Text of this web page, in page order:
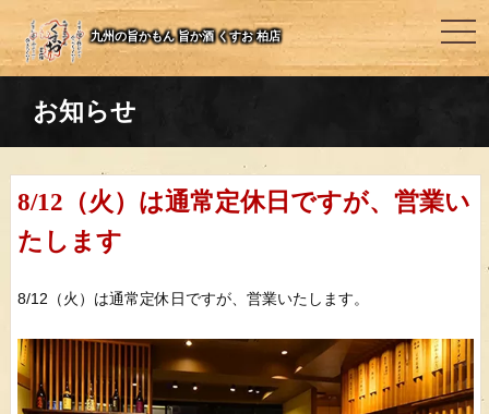
九州の旨かもん 旨か酒 くすお 柏店
お知らせ
8/12（火）は通常定休日ですが、営業い
たします
8/12（火）は通常定休日ですが、営業いたします。